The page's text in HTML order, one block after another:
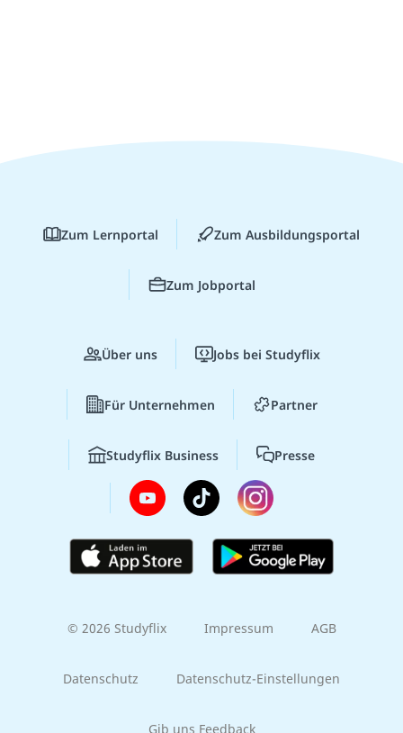
Zum Lernportal Zum Ausbildungsportal
Zum Jobportal
Über uns Jobs bei Studyflix
Für Unternehmen Partner
Studyflix Business Presse
© 2026 Studyflix Impressum AGB
Datenschutz Datenschutz-Einstellungen
Gib uns Feedback